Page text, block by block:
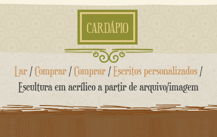
CARDÁPIO
Ir
para
conteúdo
Lar /Comprar /Comprar /Escritos personalizados /
Escultura em acrílico a partir de arquivo/imagem